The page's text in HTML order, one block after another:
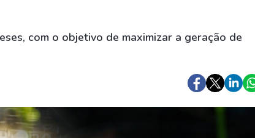
SMAL11
HASH11
Bitcoin
com o objetivo de maximizar a geração de